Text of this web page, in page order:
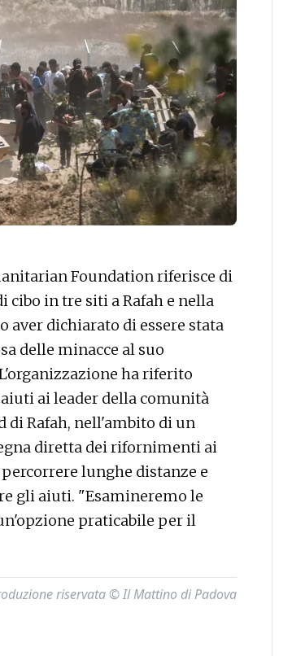
Foundation riferisce di
cibo in tre siti a Rafah e nella
aver dichiarato di essere stata
delle minacce al suo
ha riferito
ai leader della comunità
di Rafah, nell'ambito di un
diretta dei rifornimenti ai
lunghe distanze e
gli aiuti. "Esamineremo le
praticabile per il
riservata © Il Mattino di Padova